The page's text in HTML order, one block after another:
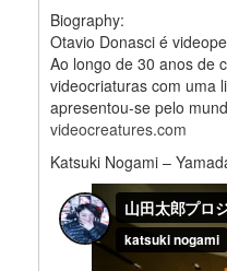
Biography:
Otavio Donasci é
Ao longo de 30 anos de
videocriaturas com uma
apresentou-se pelo
videocreatures.com
Katsuki Nogami –